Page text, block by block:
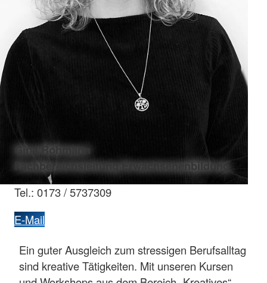
Gina Rohmann
Fachbereichsleitung Erwachsenenbildung
Tel.: 0173 / 5737309
E-Mail
Ein guter Ausgleich zum stressigen Berufsalltag
sind kreative Tätigkeiten. Mit unseren Kursen